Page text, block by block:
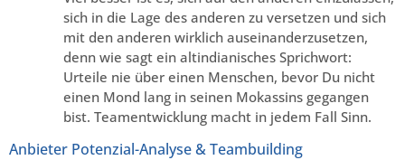
sich in die Lage des anderen zu versetzen und sich
mit den anderen wirklich auseinanderzusetzen,
denn wie sagt ein altindianisches Sprichwort:
Urteile nie über einen Menschen, bevor Du nicht
einen Mond lang in seinen Mokassins gegangen
bist. Teamentwicklung macht in jedem Fall Sinn.
Anbieter Potenzial-Analyse & Teambuilding